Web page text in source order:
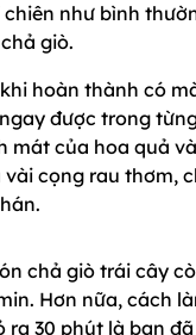
như bình
giò.
hoàn thành có
được trong
mát của hoa quả
cọng rau thơm,
chả giò trái cây
Hơn nữa, cách
ra 30 phút là bạn